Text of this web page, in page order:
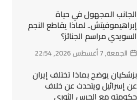
الجانب المجهول في حياة
إبراهيموفيتش.. لماذا يقاطع النجم
السويدي مراسم الجنائز؟
الجمعة, 7 أغسطس 2026, 22:54
بزشكيان يوضح بماذا تختلف إيران
عن إسرائيل ويتحدث عن خلاف
حكومته مع الحرس الثوري